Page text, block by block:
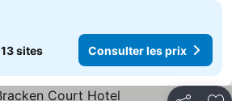
13 sites Consulter les prix